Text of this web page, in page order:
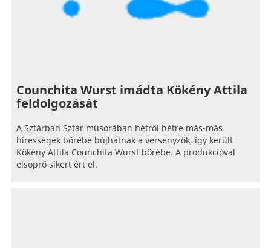
Counchita Wurst imádta Kökény Attila
feldolgozását
A Sztárban Sztár műsorában hétről hétre más-más
hírességek bőrébe bújhatnak a versenyzők, így került
Kökény Attila Counchita Wurst bőrébe. A produkcióval
elsöprő sikert ért el.